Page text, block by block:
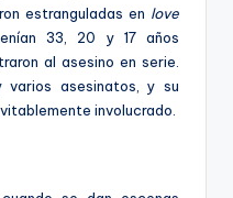
estranguladas en love
33, 20 y 17 años
al asesino en serie.
varios asesinatos, y su
involucrado.